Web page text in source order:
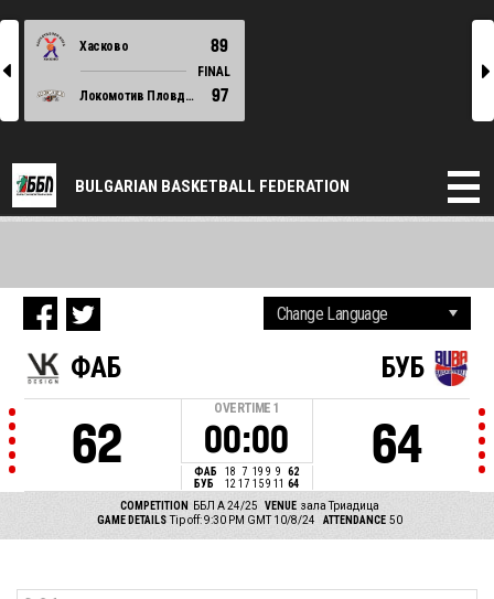
l
Хасково 89
FINAL
Локомотив Пловдив
97
r
BULGARIAN BASKETBALL FEDERATION
ФАБ
62
OVERTIME 1
00:00
ФАБ 18 7 19 9 9
62
БУБ
12 17 159 11 64
БУБ
64
COMPETITION ББЛ А 24/25 VENUE зала Триадица
GAME DETAILS Tip off: 9:30 PM GMT 10/8/24 ATTENDANCE 50